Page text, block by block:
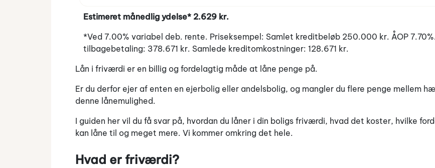
Estimeret månedlig ydelse* 2.629 kr.
*Ved 7.00% variabel deb. rente. Priseksempel: Samlet kreditbeløb 250.000 kr. ÅOP
tilbagebetaling: 378.671 kr. Samlede kreditomkostninger: 128.671 kr.
Lån i friværdi er en billig og fordelagtig måde at låne penge på.
Er du derfor ejer af enten en ejerbolig eller andelsbolig, og mangler du flere penge mellem
denne lånemulighed.
I guiden her vil du få svar på, hvordan du låner i din boligs friværdi, hvad det koster, hvilke
kan låne til og meget mere. Vi kommer omkring det hele.
Hvad er friværdi?